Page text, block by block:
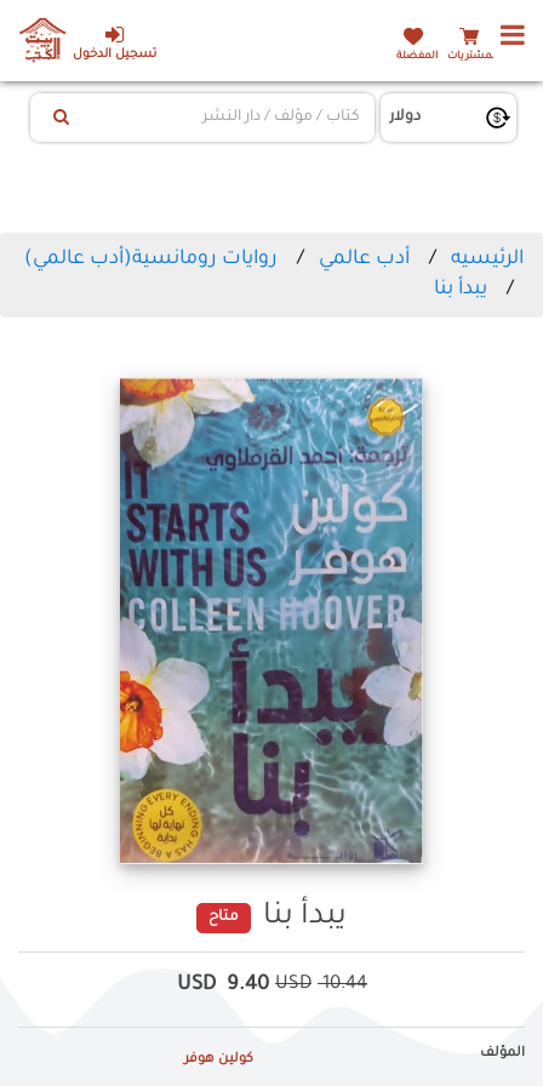
تسجيل الدخول المشتريات المفضلة
الرئيسيه أدب عالمي
روايات رومانسية(أدب عالمي)
يبدأ بنا
يبدأ بنا متاح
10.44
USD
9.40
USD
المؤلف كولين هوفر